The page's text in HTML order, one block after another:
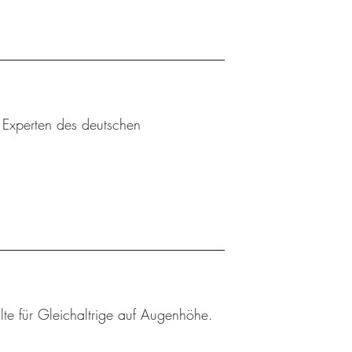
des deutschen
für Gleichaltrige auf Augenhöhe.